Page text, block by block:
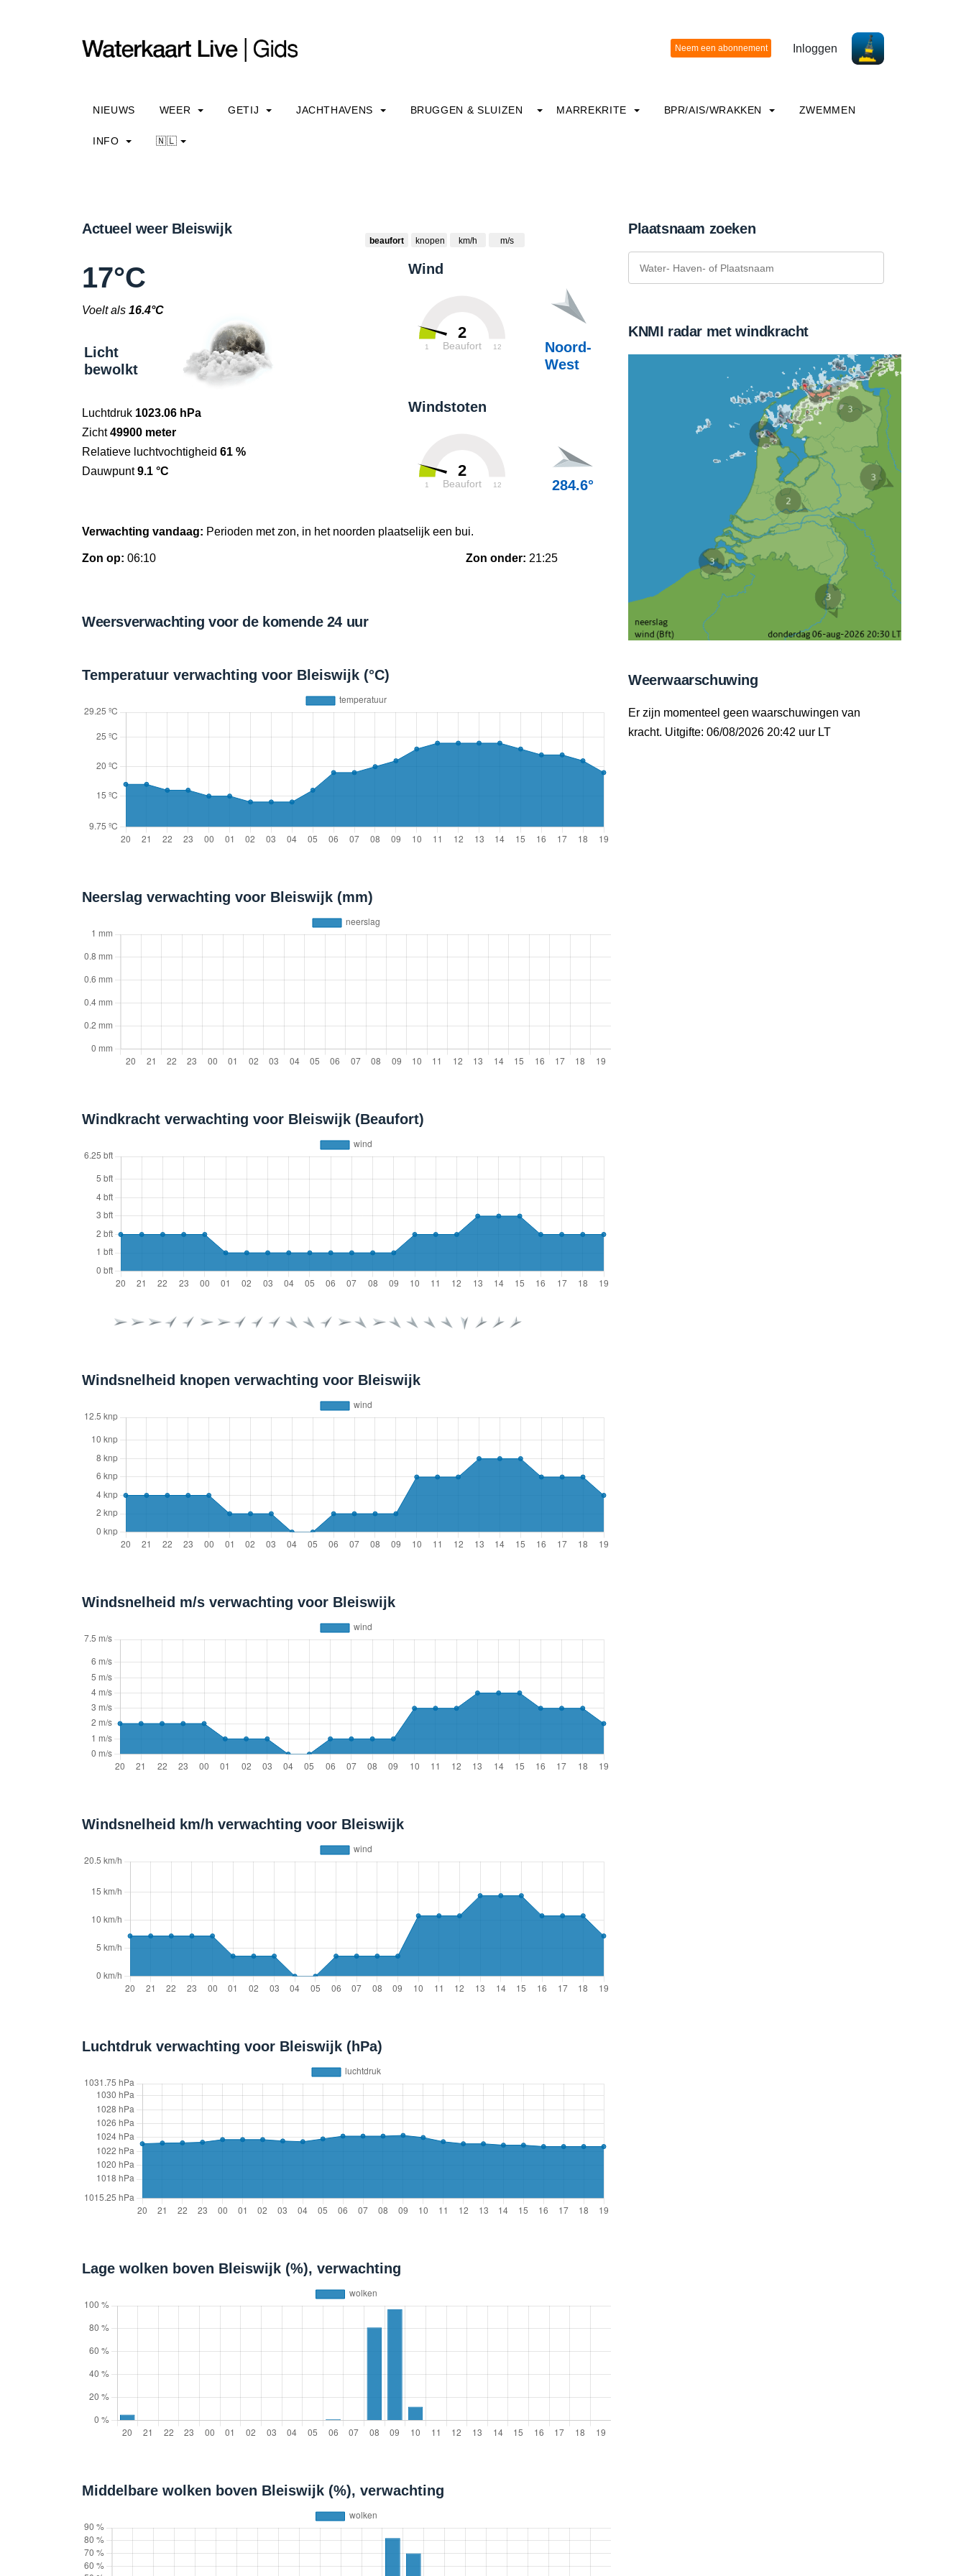
Inloggen
NIEUWS WEER GETIJ JACHTHAVENS BRUGGEN & SLUIZEN MARREKRITE BPR/AIS/WRAKKEN ZWEMMEN
INFO 🇳🇱
Actueel weer Bleiswijk
beaufort knopen km/h m/s
Wind
2
Beaufort
1 12
Noord-
West
Windstoten
2
Beaufort
1 12 284.6°
17°C
Voelt als 16.4°C
Licht
bewolkt
Luchtdruk 1023.06 hPa
Zicht49900 meter
Relatieve luchtvochtigheid 61 %
Dauwpunt9.1 °C
Verwachting vandaag: Perioden met zon, in het noorden plaatselijk een bui.
Zon op: 06:10 Zon onder: 21:25
Weersverwachting voor de komende 24 uur
Temperatuur verwachting voor Bleiswijk (°C)
Neerslag verwachting voor Bleiswijk (mm)
Windkracht verwachting voor Bleiswijk (Beaufort)
Windsnelheid knopen verwachting voor Bleiswijk
Windsnelheid m/s verwachting voor Bleiswijk
Windsnelheid km/h verwachting voor Bleiswijk
Luchtdruk verwachting voor Bleiswijk (hPa)
Lage wolken boven Bleiswijk (%), verwachting
Middelbare wolken boven Bleiswijk (%), verwachting
Plaatsnaam zoeken
KNMI radar met windkracht
Weerwaarschuwing
Er zijn momenteel geen waarschuwingen van
kracht. Uitgifte: 06/08/2026 20:42 uur LT